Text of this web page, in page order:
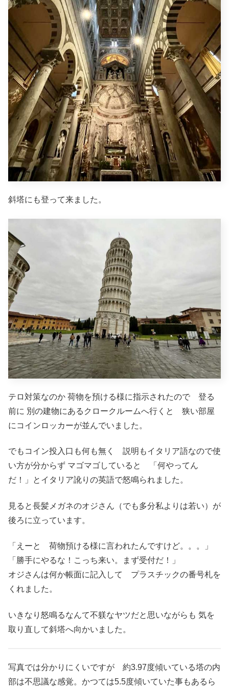
斜塔にも登って来ました。
テロ対策なのか 荷物を預ける様に指示されたので 登る
前に 別の建物にあるクロークルームへ行くと 狭い部屋
にコインロッカーが並んでいました。
でもコイン投入口も何も無く 説明もイタリア語なので使
い方が分からず マゴマゴしていると 「何やってん
だ！」とイタリア訛りの英語で怒鳴られました。
見ると長髪メガネのオジさん（でも多分私よりは若い）が
後ろに立っています。
「えーと 荷物預ける様に言われたんですけど。。。」
「勝手にやるな！こっち来い。まず受付だ！」
オジさんは何か帳面に記入して プラスチックの番号札を
くれました。
いきなり怒鳴るなんて不躾なヤツだと思いながらも 気を
取り直して斜塔へ向かいました。
写真では分かりにくいですが 約3.97度傾いている塔の内
部は不思議な感覚。かつては5.5度傾いていた事もあるら